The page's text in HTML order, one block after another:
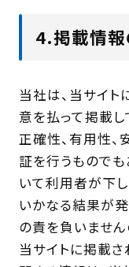
4.掲載情報
当社は、当サイ
意を払って掲載し
正確性、有用性、
証を行うものでも
いて利用者が下
いかなる結果が
の責を負いません
当サイトに掲載